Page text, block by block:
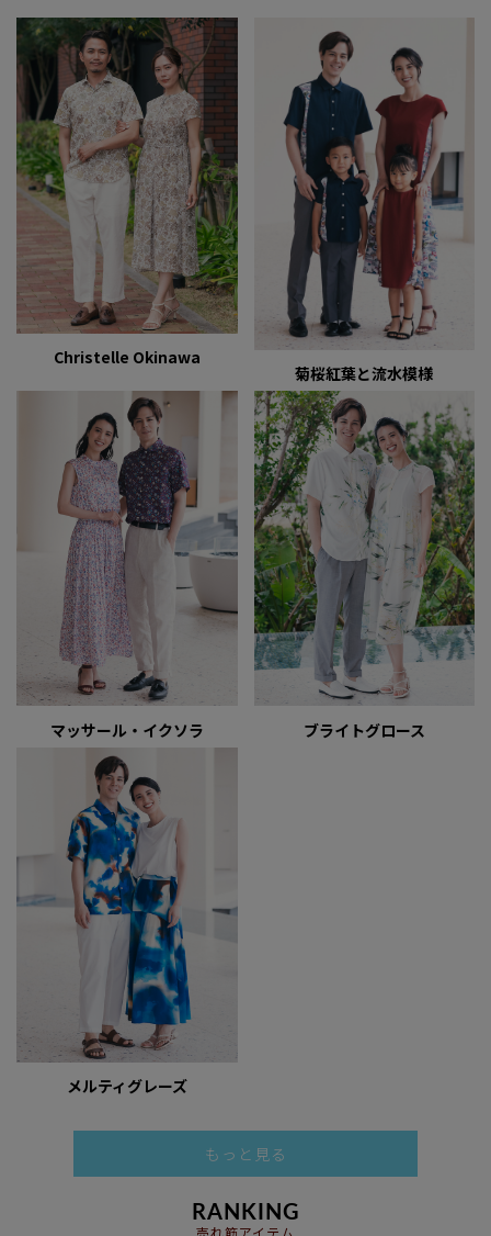
Christelle Okinawa
菊桜紅葉と流水模様
マッサール・イクソラ ブライトグロース
メルティグレーズ
もっと見る
RANKING
売れ筋アイテム